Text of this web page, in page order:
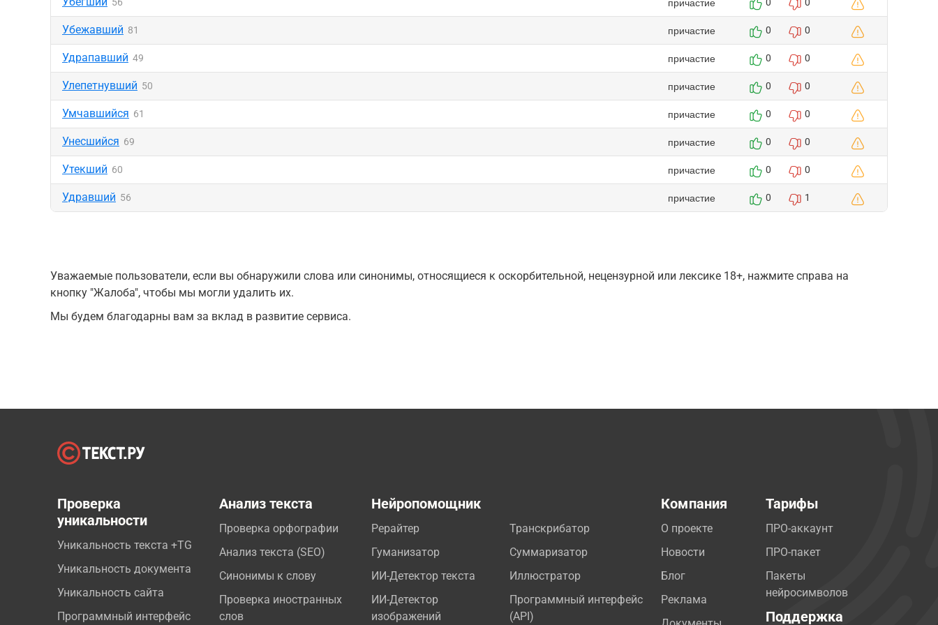
Убежавший 81 причастие 0 0
Удрапавший 49 причастие 0 0
Улепетнувший 50 причастие 0 0
Умчавшийся 61 причастие 0 0
Унесшийся 69 причастие 0 0
Утекший 60 причастие 0 0
Удравший 56 причастие 0 1
Уважаемые пользователи, если вы обнаружили слова или синонимы, относящиеся к оскорбительной, нецензурной или лексике 18+, нажмите справа на
кнопку "Жалоба", чтобы мы могли удалить их.
Мы будем благодарны вам за вклад в развитие сервиса.
Проверка
уникальности
Уникальность текста +TG
Уникальность документа
Уникальность сайта
Программный интерфейс
Анализ текста
Проверка орфографии
Анализ текста (SEO)
Синонимы к слову
Проверка иностранных
слов
Нейропомощник
Рерайтер
Гуманизатор
ИИ-Детектор текста
ИИ-Детектор
изображений
Транскрибатор
Суммаризатор
Иллюстратор
Программный интерфейс
(API)
Компания
О проекте
Новости
Блог
Реклама
Тарифы
ПРО-аккаунт
ПРО-пакет
Пакеты
нейросимволов
Поддержка